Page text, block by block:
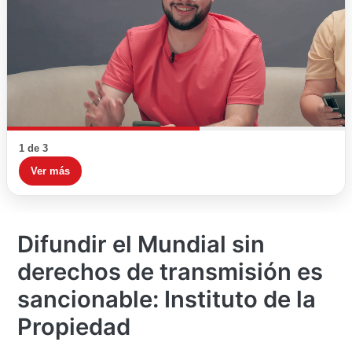
1 de 3
Ver más
Difundir el Mundial sin
derechos de transmisión es
sancionable: Instituto de la
Propiedad